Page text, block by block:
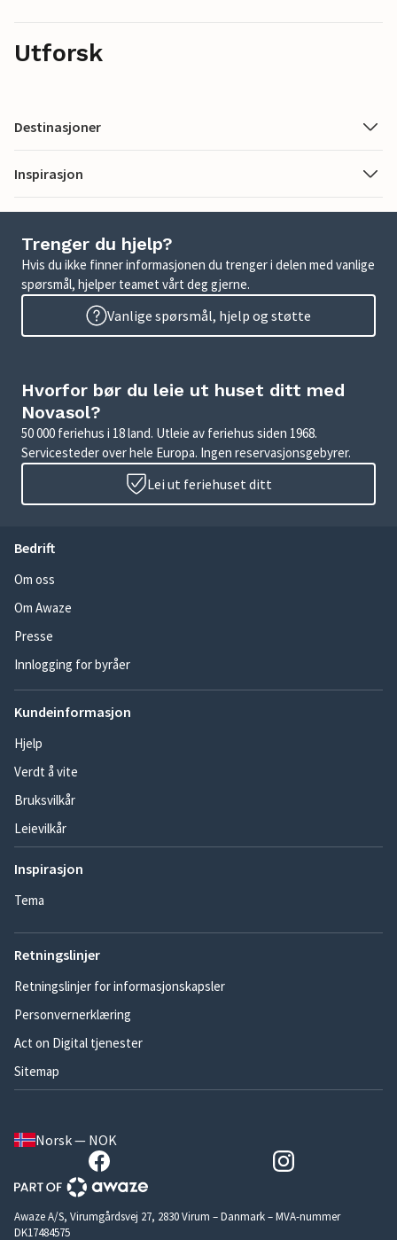
Utforsk
Destinasjoner
Inspirasjon
Trenger du hjelp?
Hvis du ikke finner informasjonen du trenger i delen med vanlige
spørsmål, hjelper teamet vårt deg gjerne.
Vanlige spørsmål, hjelp og støtte
Hvorfor bør du leie ut huset ditt med
Novasol?
50 000 feriehus i 18 land. Utleie av feriehus siden 1968.
Servicesteder over hele Europa. Ingen reservasjonsgebyrer.
Lei ut feriehuset ditt
Bedrift
Om oss
Om Awaze
Presse
Innlogging for byråer
Kundeinformasjon
Hjelp
Verdt å vite
Bruksvilkår
Leievilkår
Inspirasjon
Tema
Retningslinjer
Retningslinjer for informasjonskapsler
Personvernerklæring
Act on Digital tjenester
Sitemap
Norsk — NOK
Awaze A/S, Virumgårdsvej 27, 2830 Virum – Danmark – MVA-nummer
DK17484575